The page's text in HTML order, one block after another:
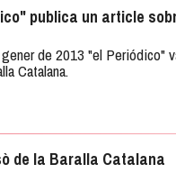
publica un article
de 2013 "el Periódico"
Catalana.
de la Baralla Catalana